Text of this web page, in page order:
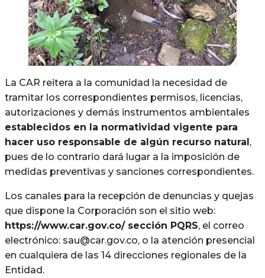
La CAR reitera a la comunidad la necesidad de
tramitar los correspondientes permisos, licencias,
autorizaciones y demás instrumentos ambientales
establecidos en la normatividad vigente para
hacer uso responsable de algún recurso natural ,
pues de lo contrario dará lugar a la imposición de
medidas preventivas y sanciones correspondientes.
Los canales para la recepción de denuncias y quejas
que dispone la Corporación son el sitio web:
https://www.car.gov.co/ sección PQRS, el correo
electrónico: sau@car.gov.co, o la atención presencial
en cualquiera de las 14 direcciones regionales de la
Entidad.